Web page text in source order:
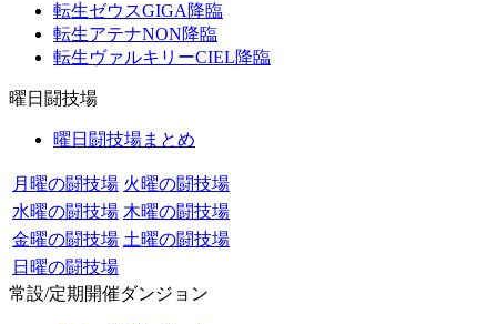
転生ゼウスGIGA降臨
転生アテナNON降臨
転生ヴァルキリーCIEL降臨
曜日闘技場
曜日闘技場まとめ
月曜の闘技場 火曜の闘技場
水曜の闘技場 木曜の闘技場
金曜の闘技場 土曜の闘技場
日曜の闘技場
常設/定期開催ダンジョン